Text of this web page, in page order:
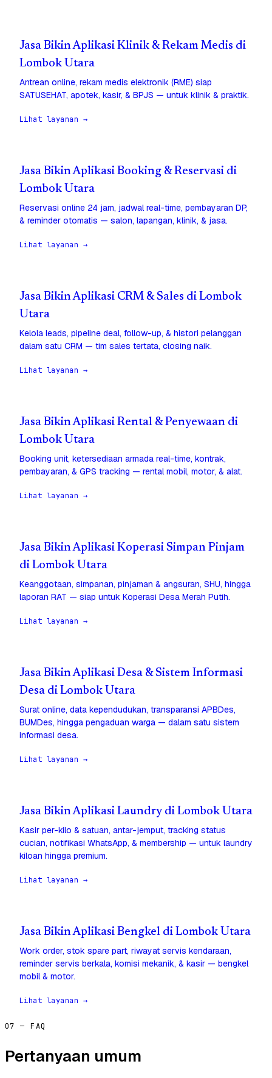
Jasa Bikin Aplikasi Klinik & Rekam Medis di
Lombok Utara
Antrean online, rekam medis elektronik (RME) siap
SATUSEHAT, apotek, kasir, & BPJS — untuk klinik & praktik.
Lihat layanan →
Jasa Bikin Aplikasi Booking & Reservasi di
Lombok Utara
Reservasi online 24 jam, jadwal real-time, pembayaran DP,
& reminder otomatis — salon, lapangan, klinik, & jasa.
Lihat layanan →
Jasa Bikin Aplikasi CRM & Sales di Lombok
Utara
Kelola leads, pipeline deal, follow-up, & histori pelanggan
dalam satu CRM — tim sales tertata, closing naik.
Lihat layanan →
Jasa Bikin Aplikasi Rental & Penyewaan di
Lombok Utara
Booking unit, ketersediaan armada real-time, kontrak,
pembayaran, & GPS tracking — rental mobil, motor, & alat.
Lihat layanan →
Jasa Bikin Aplikasi Koperasi Simpan Pinjam
di Lombok Utara
Keanggotaan, simpanan, pinjaman & angsuran, SHU, hingga
laporan RAT — siap untuk Koperasi Desa Merah Putih.
Lihat layanan →
Jasa Bikin Aplikasi Desa & Sistem Informasi
Desa di Lombok Utara
Surat online, data kependudukan, transparansi APBDes,
BUMDes, hingga pengaduan warga — dalam satu sistem
informasi desa.
Lihat layanan →
Jasa Bikin Aplikasi Laundry di Lombok Utara
Kasir per-kilo & satuan, antar-jemput, tracking status
cucian, notifikasi WhatsApp, & membership — untuk laundry
kiloan hingga premium.
Lihat layanan →
Jasa Bikin Aplikasi Bengkel di Lombok Utara
Work order, stok spare part, riwayat servis kendaraan,
reminder servis berkala, komisi mekanik, & kasir — bengkel
mobil & motor.
Lihat layanan →
07 — FAQ
Pertanyaan umum